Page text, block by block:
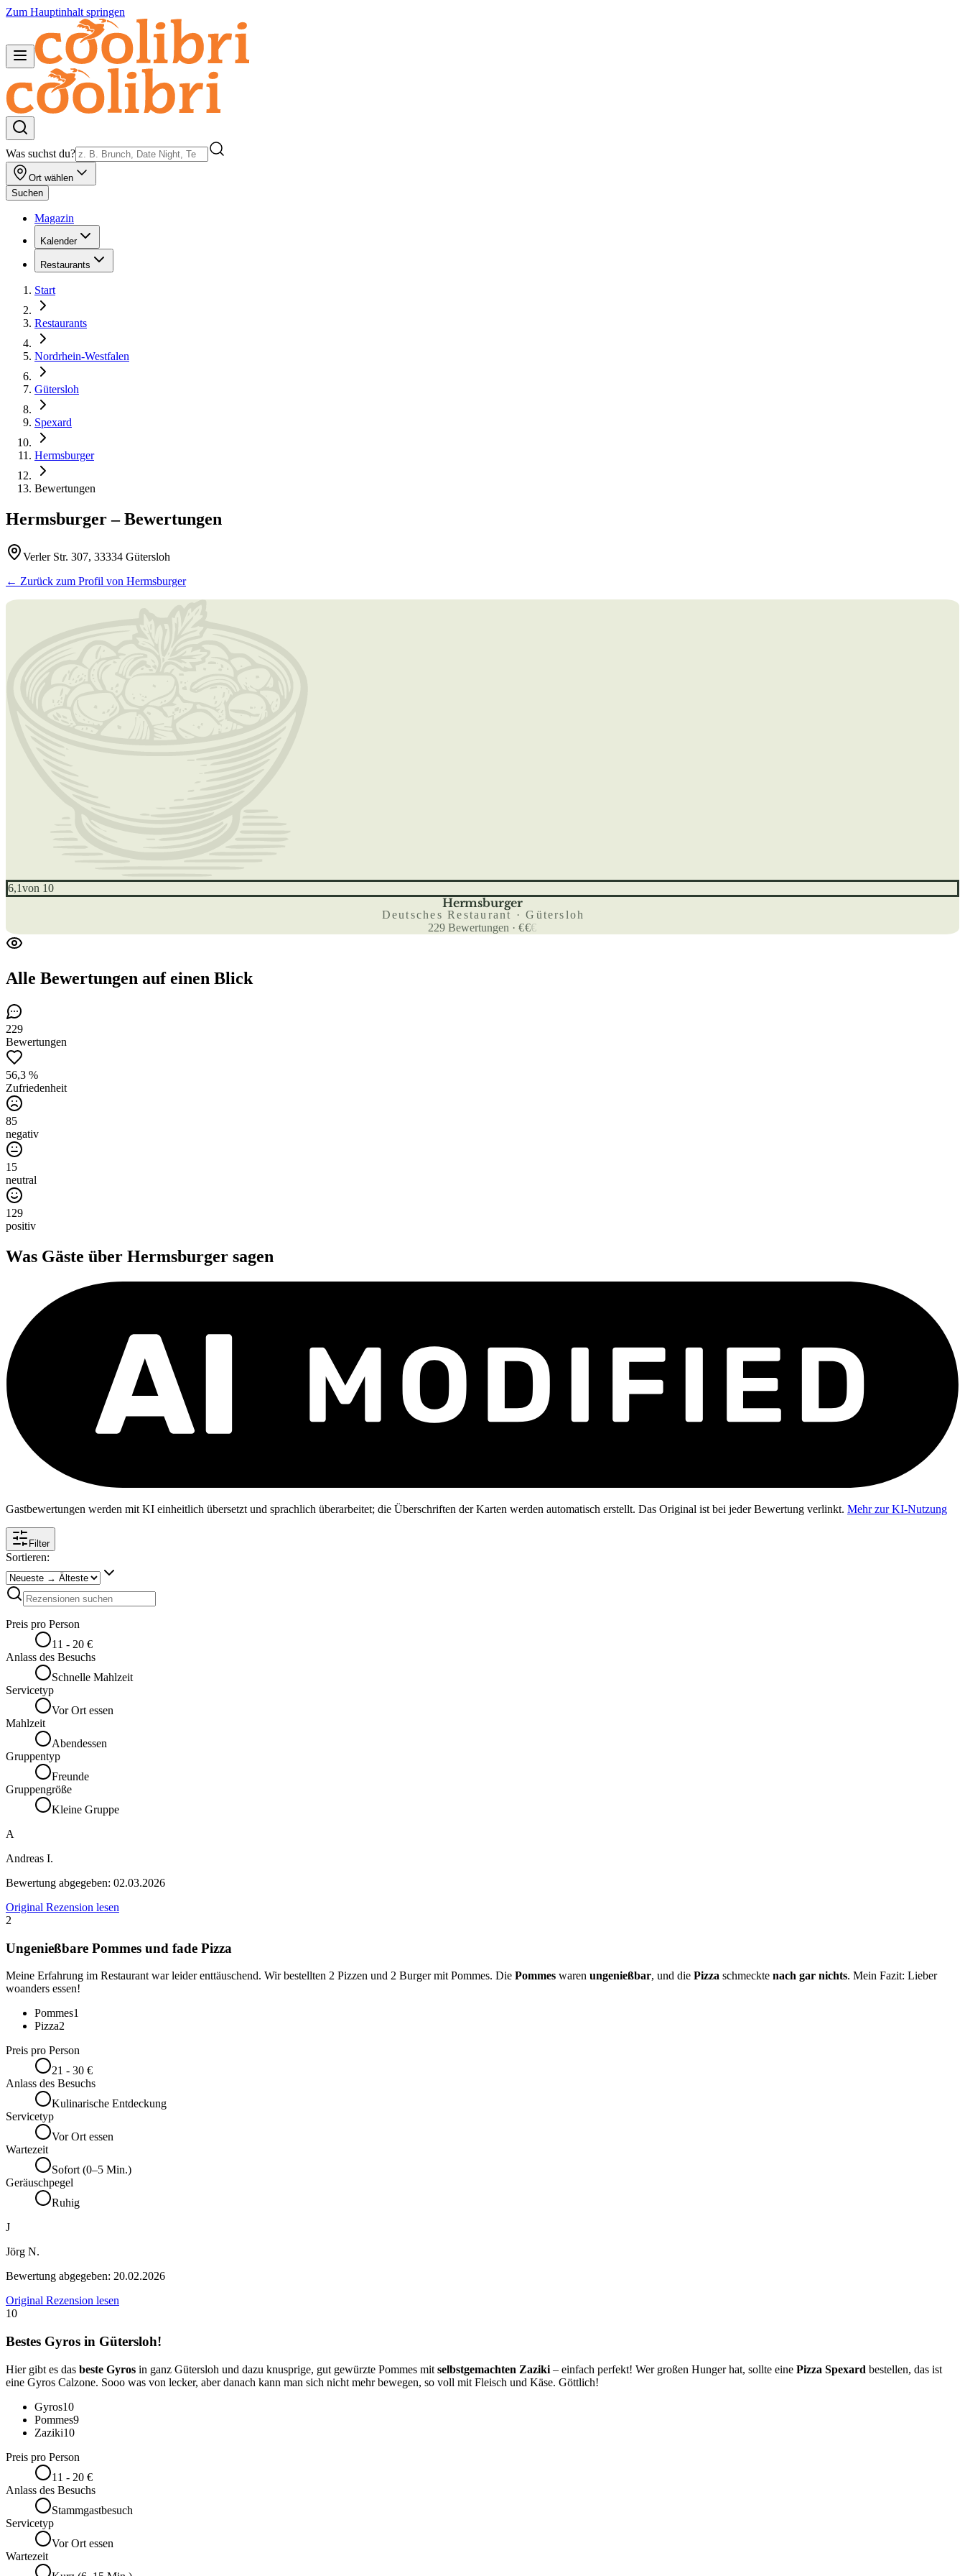
Zum Hauptinhalt springen
Was suchst du?
Ort wählen
Suchen
Magazin
Kalender
Restaurants
Start
Restaurants
Nordrhein-Westfalen
Gütersloh
Spexard
Hermsburger
Bewertungen
Hermsburger – Bewertungen
Verler Str. 307, 33334 Gütersloh
← Zurück zum Profil von Hermsburger
6,1von 10
Hermsburger
Deutsches Restaurant · Gütersloh
229 Bewertungen ·€€€
Alle Bewertungen auf einen Blick
229
Bewertungen
56,3 %
Zufriedenheit
85
negativ
15
neutral
129
positiv
Was Gäste über Hermsburger sagen
Gastbewertungen werden mit KI einheitlich übersetzt und sprachlich überarbeitet; die Überschriften der Karten werden automatisch erstellt. Das Original ist bei jeder Bewertung verlinkt. Mehr zur KI-Nutzung
Filter
Sortieren:
Preis pro Person
11 - 20 €
Anlass des Besuchs
Schnelle Mahlzeit
Servicetyp
Vor Ort essen
Mahlzeit
Abendessen
Gruppentyp
Freunde
Gruppengröße
Kleine Gruppe
A
Andreas I.
Bewertung abgegeben: 02.03.2026
Original Rezension lesen
2
Ungenießbare Pommes und fade Pizza
Meine Erfahrung im Restaurant war leider enttäuschend. Wir bestellten 2 Pizzen und 2 Burger mit Pommes. Die Pommes waren ungenießbar, und die Pizza schmeckte nach gar nichts. Mein Fazit: Lieber
woanders essen!
Pommes1
Pizza2
Preis pro Person
21 - 30 €
Anlass des Besuchs
Kulinarische Entdeckung
Servicetyp
Vor Ort essen
Wartezeit
Sofort (0–5 Min.)
Geräuschpegel
Ruhig
J
Jörg N.
Bewertung abgegeben: 20.02.2026
Original Rezension lesen
10
Bestes Gyros in Gütersloh!
Hier gibt es das beste Gyros in ganz Gütersloh und dazu knusprige, gut gewürzte Pommes mit selbstgemachten Zaziki – einfach perfekt! Wer großen Hunger hat, sollte eine Pizza Spexard bestellen, das ist
eine Gyros Calzone. Sooo was von lecker, aber danach kann man sich nicht mehr bewegen, so voll mit Fleisch und Käse. Göttlich!
Gyros10
Pommes9
Zaziki10
Preis pro Person
11 - 20 €
Anlass des Besuchs
Stammgastbesuch
Servicetyp
Vor Ort essen
Wartezeit